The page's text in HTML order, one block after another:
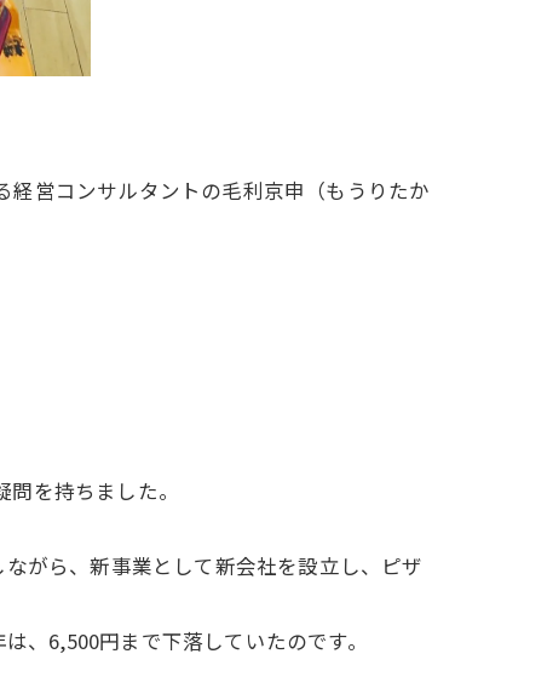
営コンサルタントの毛利京申（もうりたか
を持ちました。
がら、新事業として新会社を設立し、ピザ
、6,500円まで下落していたのです。